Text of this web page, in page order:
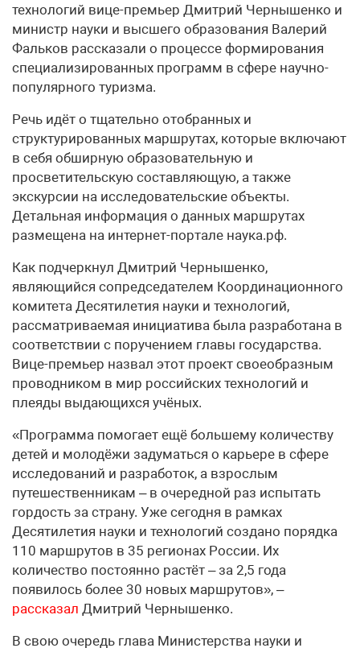
технологий вице-премьер Дмитрий Чернышенко и
министр науки и высшего образования Валерий
Фальков рассказали о процессе формирования
специализированных программ в сфере научно-
популярного туризма.
Речь идёт о тщательно отобранных и
структурированных маршрутах, которые включают
в себя обширную образовательную и
просветительскую составляющую, а также
экскурсии на исследовательские объекты.
Детальная информация о данных маршрутах
размещена на интернет-портале наука.рф.
Как подчеркнул Дмитрий Чернышенко,
являющийся сопредседателем Координационного
комитета Десятилетия науки и технологий,
рассматриваемая инициатива была разработана в
соответствии с поручением главы государства.
Вице-премьер назвал этот проект своеобразным
проводником в мир российских технологий и
плеяды выдающихся учёных.
«Программа помогает ещё большему количеству
детей и молодёжи задуматься о карьере в сфере
исследований и разработок, а взрослым
путешественникам – в очередной раз испытать
гордость за страну. Уже сегодня в рамках
Десятилетия науки и технологий создано порядка
110 маршрутов в 35 регионах России. Их
количество постоянно растёт – за 2,5 года
появилось более 30 новых маршрутов», –
рассказал Дмитрий Чернышенко.
В свою очередь глава Министерства науки и